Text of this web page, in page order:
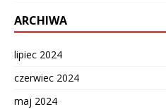
ARCHIWA
lipiec 2024
czerwiec 2024
maj 2024